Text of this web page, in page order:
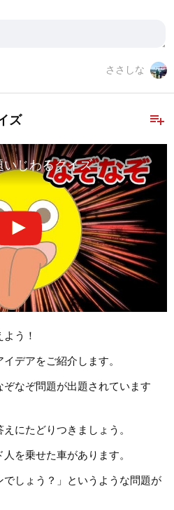
ささしな
playlist_add
ズ
いじわるクイズ
う！
デアをご紹介します。
なぞ問題が出題されています
にたどりつきましょう。
を乗せた車があります。
しょう？」というような問題が